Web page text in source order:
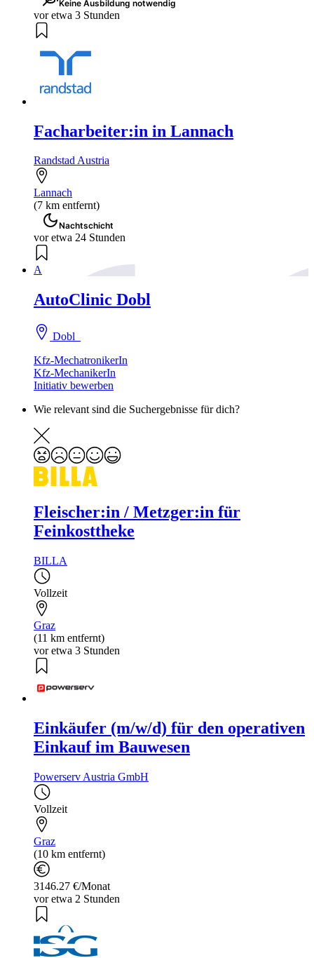
Keine Ausbildung notwendig
vor etwa 3 Stunden
Facharbeiter:in in Lannach
Randstad Austria
Lannach
(7 km entfernt)
Nachtschicht
vor etwa 24 Stunden
A
AutoClinic Dobl
Dobl
Kfz-MechatronikerIn
Kfz-MechanikerIn
Initiativ bewerben
Wie relevant sind die Suchergebnisse für dich?
Fleischer:in / Metzger:in für
Feinkosttheke
BILLA
Vollzeit
Graz
(11 km entfernt)
vor etwa 3 Stunden
Einkäufer (m/w/d) für den operativen
Einkauf im Bauwesen
Powerserv Austria GmbH
Vollzeit
Graz
(10 km entfernt)
3146.27 €/Monat
vor etwa 2 Stunden